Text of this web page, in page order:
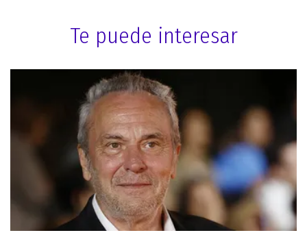
Te puede interesar